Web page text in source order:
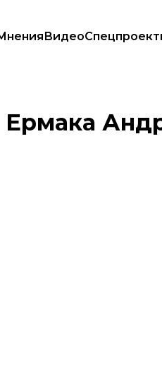
Видео
гривен залога
Ермака